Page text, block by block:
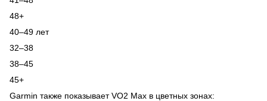
48+
40–49 лет
32–38
38–45
45+
Garmin также показывает VO2 Max в цветных зонах: